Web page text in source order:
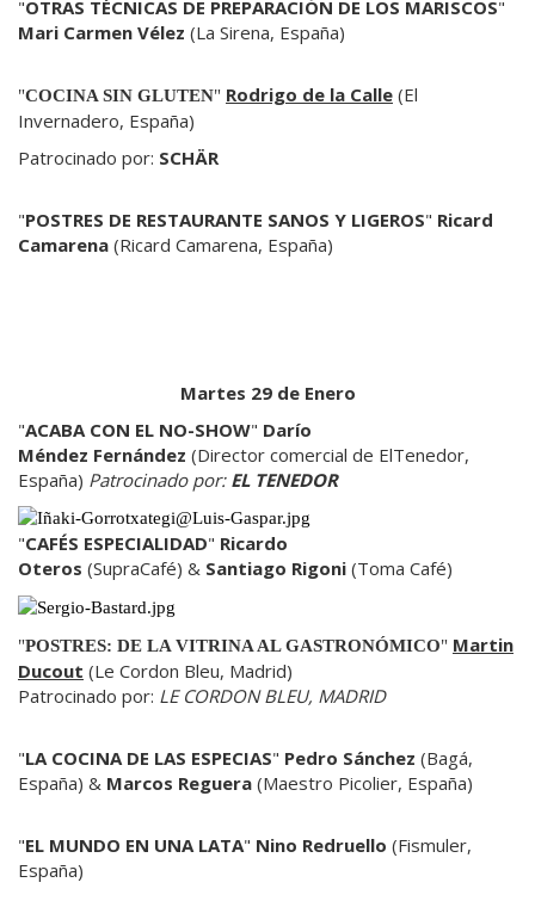
"OTRAS TÉCNICAS DE PREPARACIÓN DE LOS MARISCOS"
Mari Carmen Vélez (La Sirena, España)
"COCINA SIN GLUTEN" Rodrigo de la Calle (El
Invernadero, España)
Patrocinado por: SCHÄR
"POSTRES DE RESTAURANTE SANOS Y LIGEROS" Ricard
Camarena (Ricard Camarena, España)
Martes 29 de Enero
"ACABA CON EL NO-SHOW" Darío
Méndez Fernández (Director comercial de ElTenedor,
España) Patrocinado por:EL TENEDOR
"CAFÉS ESPECIALIDAD" Ricardo
Oteros (SupraCafé) & Santiago Rigoni (Toma Café)
"POSTRES: DE LA VITRINA AL GASTRONÓMICO" Martin
Ducout (Le Cordon Bleu, Madrid)
Patrocinado por: LE CORDON BLEU, MADRID
"LA COCINA DE LAS ESPECIAS" Pedro Sánchez (Bagá,
España) & Marcos Reguera (Maestro Picolier, España)
"EL MUNDO EN UNA LATA" Nino Redruello (Fismuler,
España)